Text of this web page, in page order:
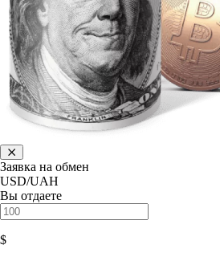
Заявка на обмен
USD/UAH
Вы отдаете
$